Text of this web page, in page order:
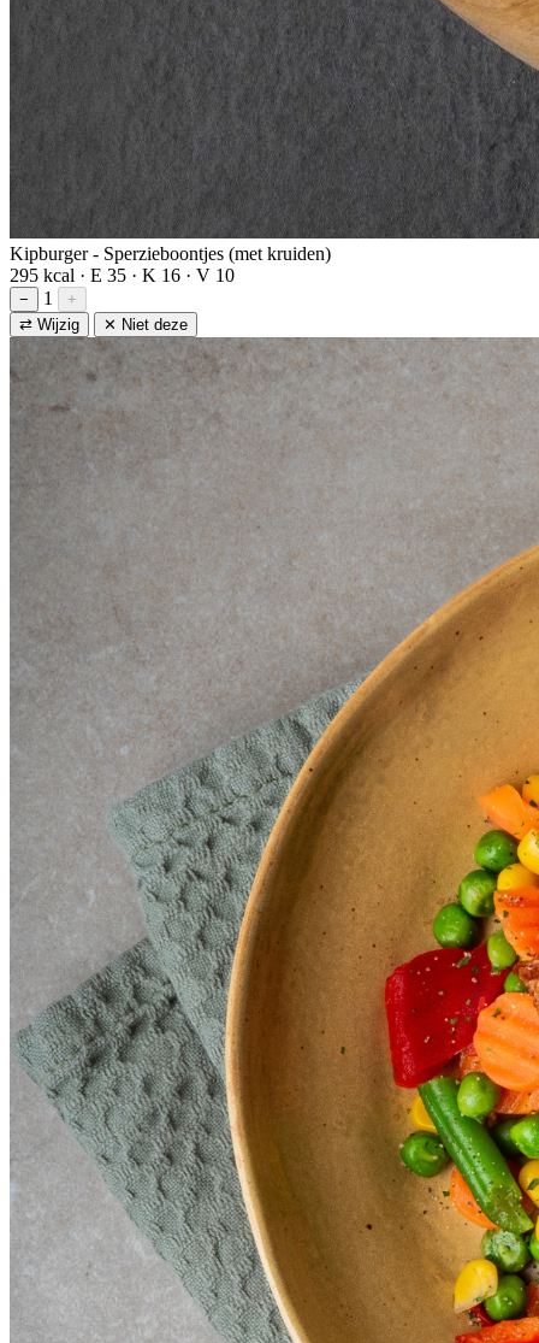
Kipburger - Sperzieboontjes (met kruiden)
295 kcal · E 35 · K 16 · V 10
− 1
+
⇄ Wijzig
✕ Niet deze